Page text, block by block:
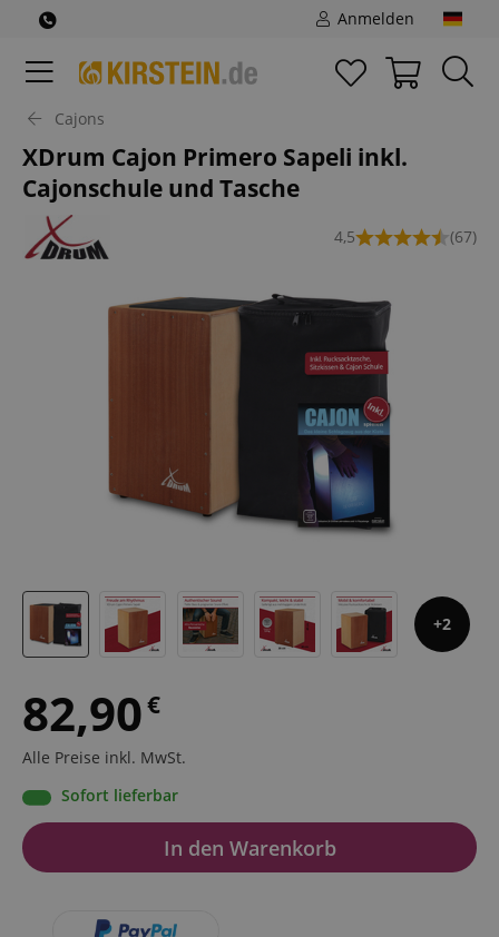
Anmelden
Cajons
XDrum Cajon Primero Sapeli inkl.
Cajonschule und Tasche
4,5 (67)
2
82,90€
Alle Preise inkl. MwSt.
Sofort lieferbar
In den Warenkorb